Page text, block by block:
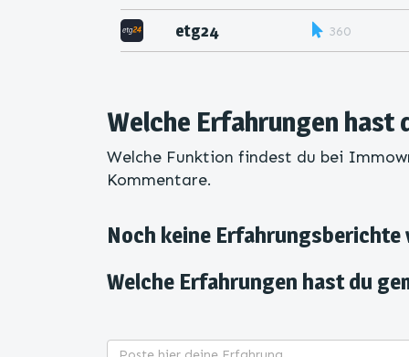
etg24 360
Welche Erfahrungen
Welche Funktion findest du bei
Kommentare.
Noch keine Erfahrungsberichte
Welche Erfahrungen hast du